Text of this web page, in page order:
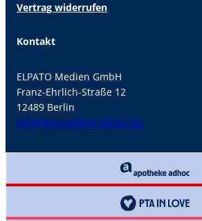
Vertrag widerrufen
Kontakt
ELPATO Medien GmbH
Franz-Ehrlich-Straße 12
12489 Berlin
info@gesundheit-adhoc.de